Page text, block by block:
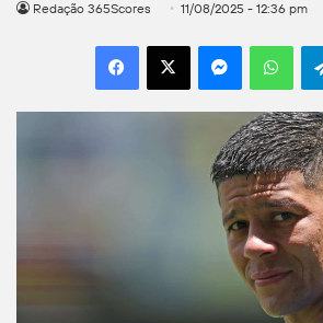
Redação 365Scores 11/08/2025 - 12:36 pm
Facebook
X Messenger